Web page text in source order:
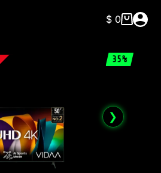
Carro
$0
35%
❯